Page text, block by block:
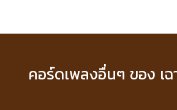
คอร์ดเพลงอื่นๆ ของ เ